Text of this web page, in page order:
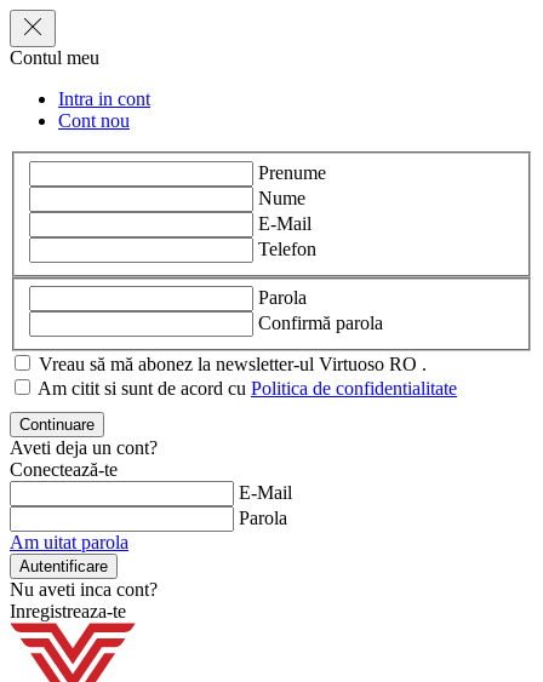
Contul meu
Intra in cont
Cont nou
Prenume
Nume
E-Mail
Telefon
Parola
Confirmă parola
Vreau să mă abonez la newsletter-ul Virtuoso RO .
Am citit si sunt de acord cu Politica de confidentialitate
Aveti deja un cont?
Conectează-te
E-Mail
Parola
Am uitat parola
Nu aveti inca cont?
Inregistreaza-te